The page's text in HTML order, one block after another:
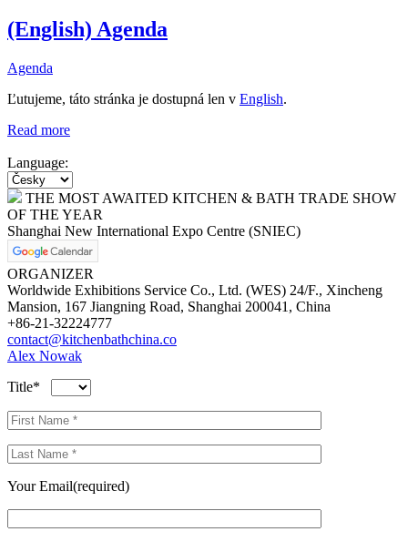
(English) Agenda
Agenda
Ľutujeme, táto stránka je dostupná len v English.
Read more
Language:
THE MOST AWAITED KITCHEN & BATH TRADE SHOW
OF THE YEAR
Shanghai New International Expo Centre (SNIEC)
ORGANIZER
Worldwide Exhibitions Service Co., Ltd. (WES) 24/F., Xincheng
Mansion, 167 Jiangning Road, Shanghai 200041, China
+86-21-32224777
contact@kitchenbathchina.co
Alex Nowak
Title*
Your Email(required)